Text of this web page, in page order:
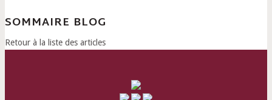
SOMMAIRE BLOG
Retour à la liste des articles